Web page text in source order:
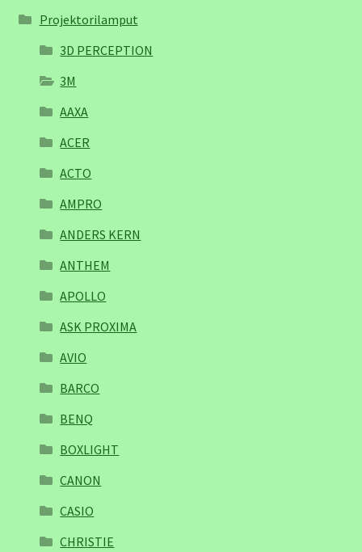
Projektorilamput
3D PERCEPTION
3M
AAXA
ACER
ACTO
AMPRO
ANDERS KERN
ANTHEM
APOLLO
ASK PROXIMA
AVIO
BARCO
BENQ
BOXLIGHT
CANON
CASIO
CHRISTIE